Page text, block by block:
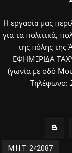
Η εργασία μας
για τα πολιτικά,
της πόλης της
ΕΦΗΜΕΡΙΔΑ
(γωνία με οδό
Τηλέφωνο:
Μ.Η.Τ. 242087